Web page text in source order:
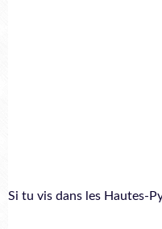
Si tu vis dans les Hautes-